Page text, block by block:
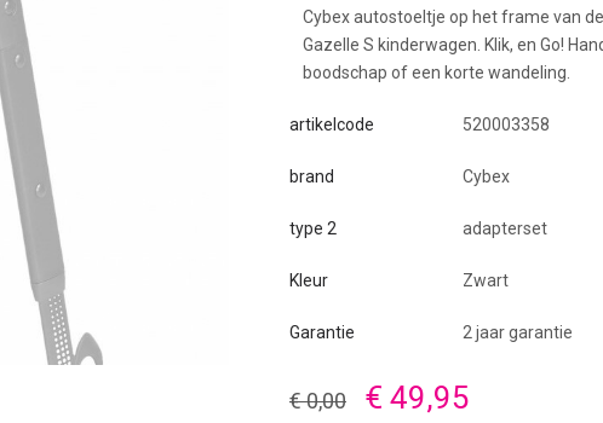
Cybex autostoeltje op het frame van
Gazelle S kinderwagen. Klik, en Go!
boodschap of een korte wandeling.
artikelcode 520003358
brand Cybex
type 2 adapterset
Kleur Zwart
Garantie 2 jaar garantie
€ 0,00 € 49,95